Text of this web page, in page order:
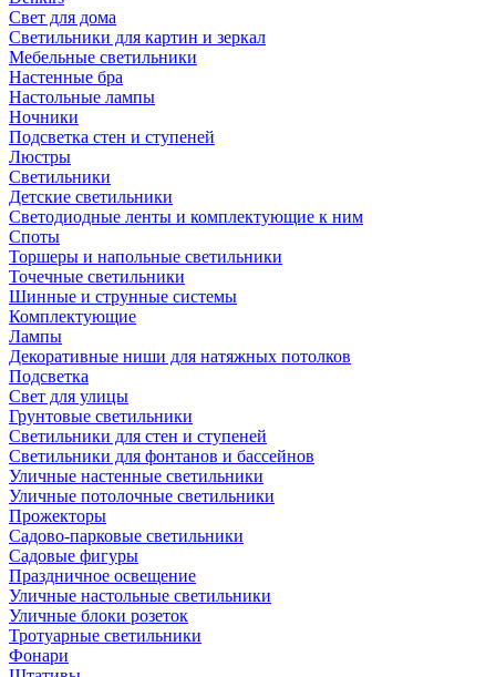
Свет для дома
Светильники для картин и зеркал
Мебельные светильники
Настенные бра
Настольные лампы
Ночники
Подсветка стен и ступеней
Люстры
Светильники
Детские светильники
Светодиодные ленты и комплектующие к ним
Споты
Торшеры и напольные светильники
Точечные светильники
Шинные и струнные системы
Комплектующие
Лампы
Декоративные ниши для натяжных потолков
Подсветка
Свет для улицы
Грунтовые светильники
Светильники для стен и ступеней
Светильники для фонтанов и бассейнов
Уличные настенные светильники
Уличные потолочные светильники
Прожекторы
Садово-парковые светильники
Садовые фигуры
Праздничное освещение
Уличные настольные светильники
Уличные блоки розеток
Тротуарные светильники
Фонари